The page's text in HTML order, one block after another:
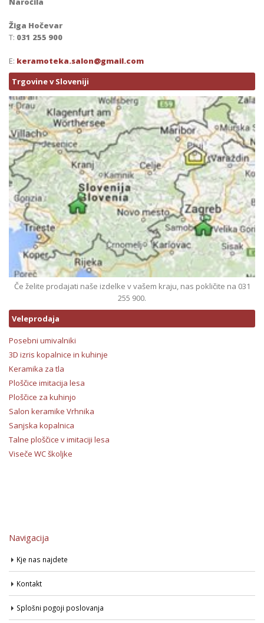
Žiga Hočevar
T: 031 255 900
E: keramoteka.salon@gmail.com
Trgovine v Sloveniji
Če želite prodajati naše izdelke v vašem kraju, nas pokličite na 031
255 900.
Veleprodaja
Posebni umivalniki
3D izris kopalnice in kuhinje
Keramika za tla
Ploščice imitacija lesa
Ploščice za kuhinjo
Salon keramike Vrhnika
Sanjska kopalnica
Talne ploščice v imitaciji lesa
Viseče WC školjke
Navigacija
Kje nas najdete
Kontakt
Splošni pogoji poslovanja